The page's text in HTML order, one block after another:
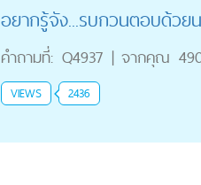
อยากรู้จัง...รบกวนตอบด้วย
คำถามที่: Q4937 | จากคุณ
VIEWS 2436